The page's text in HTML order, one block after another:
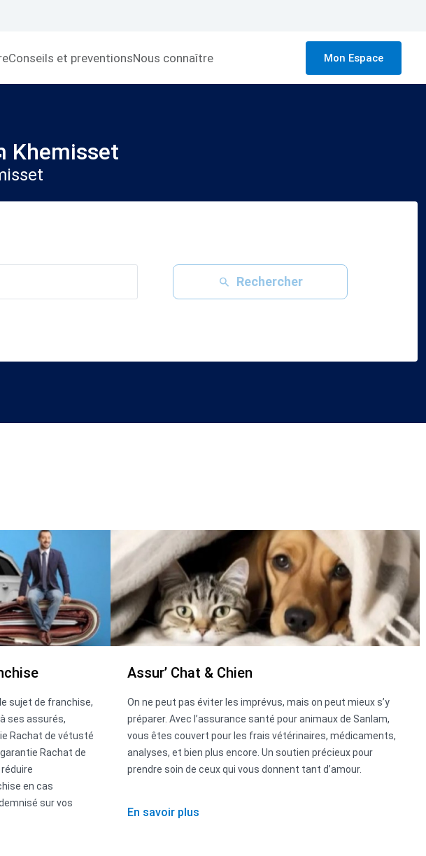
Conseils et preventionsNous connaître Mon Espace
Khemisset
Rechercher
sujet de franchise,
ses assurés,
Rachat de vétusté
Rachat de
en cas
sur vos
Assur’ Chat & Chien
On ne peut pas éviter les imprévus, mais on peut mieux s’y
préparer. Avec l’assurance santé pour animaux de Sanlam,
vous êtes couvert pour les frais vétérinaires, médicaments,
analyses, et bien plus encore. Un soutien précieux pour
prendre soin de ceux qui vous donnent tant d’amour.
En savoir plus